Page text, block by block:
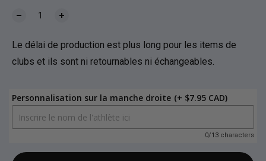
Le délai de production est plus long pour les items de
clubs et ils sont ni retournables ni échangeables.
Personnalisation sur la manche droite (+ $7.95 CAD)
0/13 characters